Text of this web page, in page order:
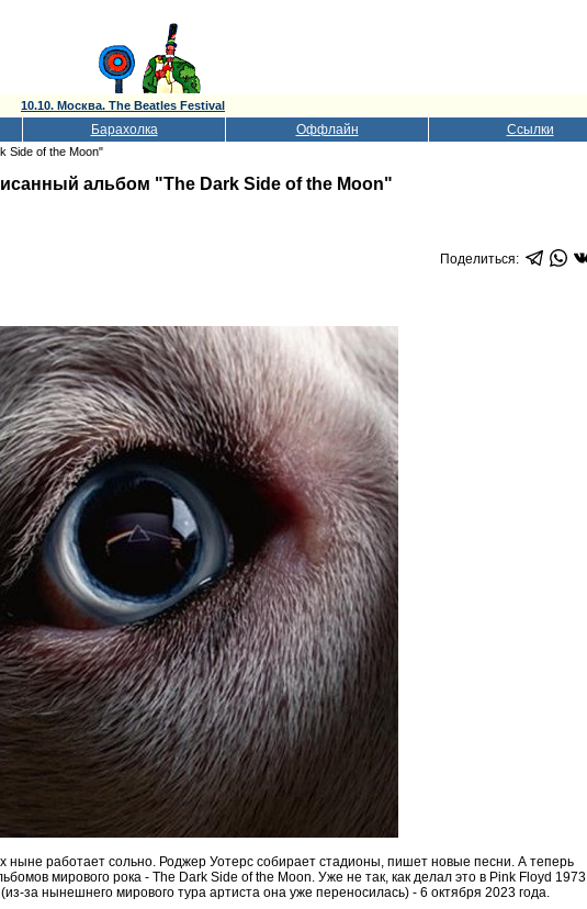
10.10. Москва. The Beatles Festival
Барахолка Оффлайн Ссылки
Side of the Moon"
альбом "The Dark Side of the Moon"
Поделиться:
ныне работает сольно. Роджер Уотерс собирает стадионы, пишет новые песни. А теперь
мирового рока - The Dark Side of the Moon. Уже не так, как делал это в Pink Floyd 1973
за нынешнего мирового тура артиста она уже переносилась) - 6 октября 2023 года.